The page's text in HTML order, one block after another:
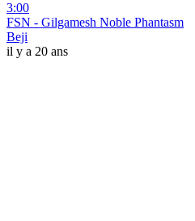
3:00
FSN - Gilgamesh Noble Phantasm
Beji
il y a 20 ans